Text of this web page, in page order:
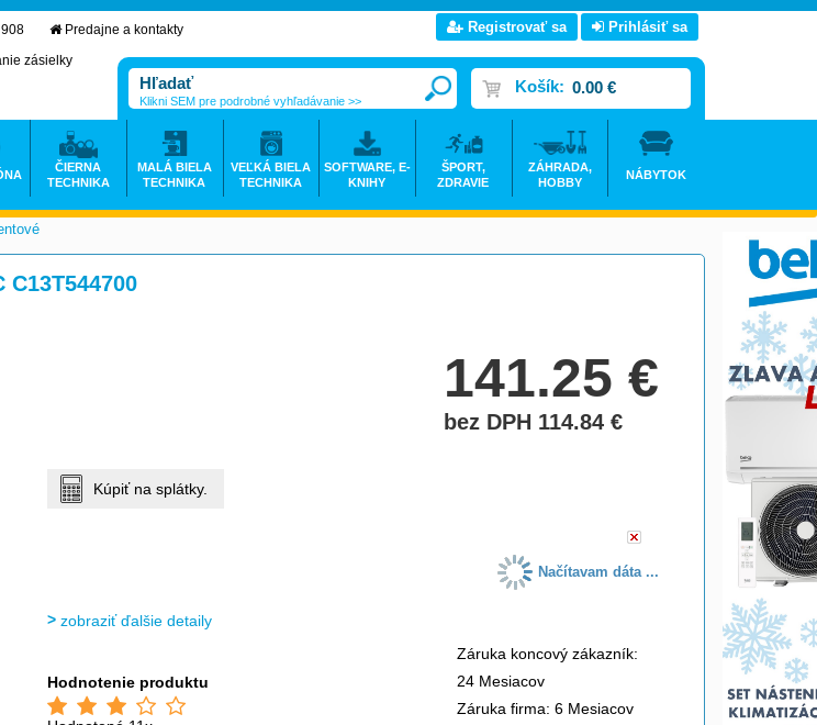
141.25€
bez DPH 114.84€
Kúpiť na splátky.
Načítavam dáta ...
zobraziť ďalšie detaily
Hodnotenie produktu
Záruka koncový zákazník:
24 Mesiacov
Záruka firma: 6 Mesiacov
Predajne a kontakty
zásielky
Registrovať sa Prihlásiť sa
Košík: 0.00 €
Klikni SEM pre podrobné vyhľadávanie >>
ČIERNA
TECHNIKA
MALÁ BIELA
TECHNIKA
VEĽKÁ BIELA
TECHNIKA
SOFTWARE, E-
KNIHY
ŠPORT,
ZDRAVIE
ZÁHRADA,
HOBBY
NÁBYTOK